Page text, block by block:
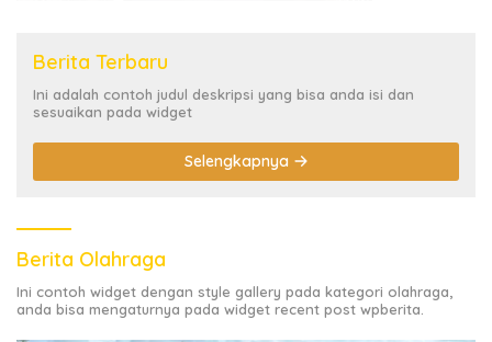
Berita Terbaru
Ini adalah contoh judul deskripsi yang bisa anda isi dan
sesuaikan pada widget
Selengkapnya
Berita Olahraga
Ini contoh widget dengan style gallery pada kategori olahraga,
anda bisa mengaturnya pada widget recent post wpberita.